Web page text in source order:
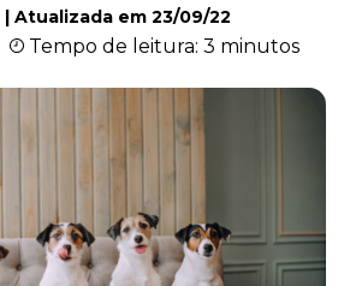
Curiosidades
Filhotes
Higiene
| Atualizada em 23/09/22
Tempo de leitura: 3 minutos